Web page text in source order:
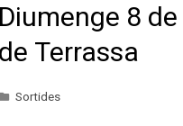
Diumenge 8
de Terrassa
Sortides